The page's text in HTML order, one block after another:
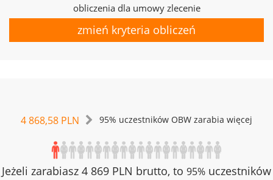
obliczenia dla umowy zlecenie
zmień kryteria obliczeń
4 868,58 PLN 95% uczestników OBW zarabia więcej
Jeżeli zarabiasz 4 869 PLN brutto, to 95% uczestników